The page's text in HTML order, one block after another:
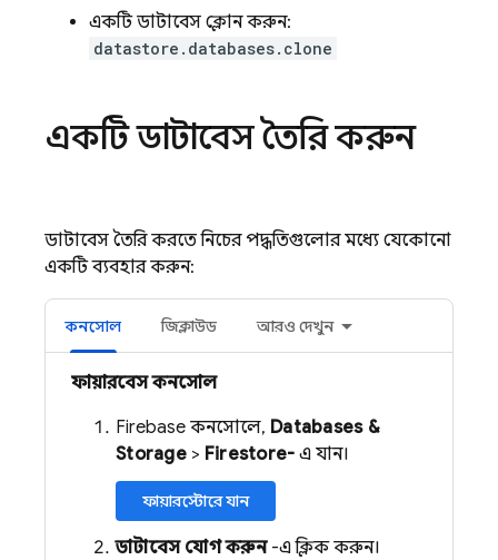
একটি ডাটাবেস ক্লোন করুন:
datastore.databases.clone
একটি ডাটাবেস তৈরি করুন
ডাটাবেস তৈরি করতে নিচের পদ্ধতিগুলোর মধ্যে যেকোনো
একটি ব্যবহার করুন:
কনসোল জিক্লাউড আরও দেখুন
ফায়ারবেস কনসোল
Firebase কনসোলে, Databases &
Storage> Firestore- এ যান।
ফায়ারস্টোরে যান
ডাটাবেস যোগ করুন-এ ক্লিক করুন।